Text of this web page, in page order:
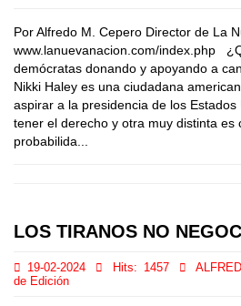
Por Alfredo M. Cepero Director de La
www.lanuevanacion.com/index.php
demócratas donando y apoyando a
Nikki Haley es una ciudadana
aspirar a la presidencia de los
tener el derecho y otra muy distinta es
probabilida...
LOS TIRANOS NO
19-02-2024 Hits: 1457
de Edición